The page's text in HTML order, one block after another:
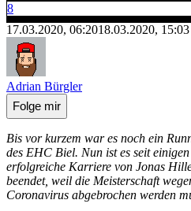
8
17.03.2020, 06:2018.03.2020, 15:03
Adrian Bürgler
Folge mir
Bis vor kurzem war es noch ein
des EHC Biel. Nun ist es seit
erfolgreiche Karriere von Jonas
beendet, weil die Meisterschaft
Coronavirus abgebrochen werden